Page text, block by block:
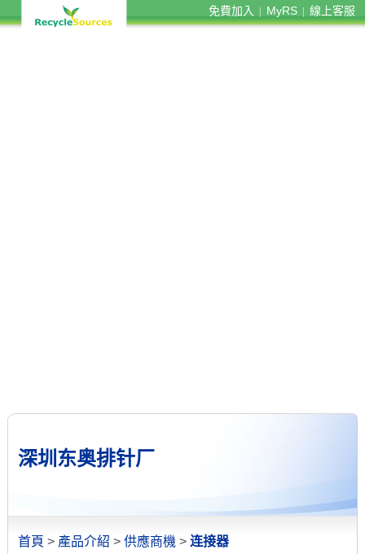
免費加入 MyRS 線上客服
深圳东奥排针厂
首頁 > 產品介紹 > 供應商機 > 连接器